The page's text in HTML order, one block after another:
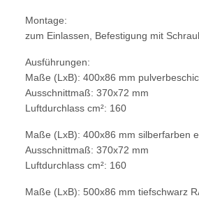
Montage:
zum Einlassen, Befestigung mit
Ausführungen:
Maße (LxB): 400x86 mm
Ausschnittmaß: 370x72 mm
Luftdurchlass cm²: 160
Maße (LxB): 400x86 mm silberfarben
Ausschnittmaß: 370x72 mm
Luftdurchlass cm²: 160
Maße (LxB): 500x86 mm tiefschwarz